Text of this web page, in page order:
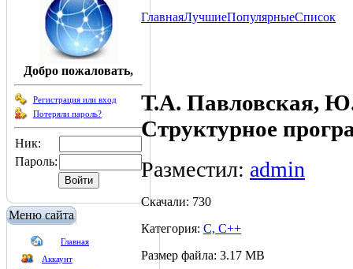
Добро пожаловать,
Регистрация или вход
Потеряли пароль?
Ник:
Пароль:
Меню сайта
Главная
Аккаунт
ГлавнаяЛучшиеПопулярныеСписок
Т.А. Павловская,
Структурное
Разместил: admin
Скачали: 730
Категория: C, C++
Размер файла: 3.17 MB